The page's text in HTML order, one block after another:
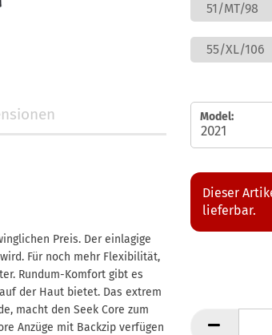
51/MT/98
55/XL/106
Model:
Dieser
lieferbar.
Preis. Der einlagige
Für noch mehr Flexibilität,
Rundum-Komfort gibt es
der Haut bietet. Das extrem
macht den Seek Core zum
Anzüge mit Backzip verfügen